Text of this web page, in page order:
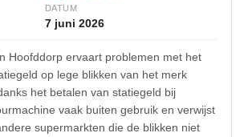
DATUM
7 juni 2026
Hoofddorp ervaart problemen met het
op lege blikken van het merk
het betalen van statiegeld bij
vaak buiten gebruik en verwijst
supermarkten die de blikken niet